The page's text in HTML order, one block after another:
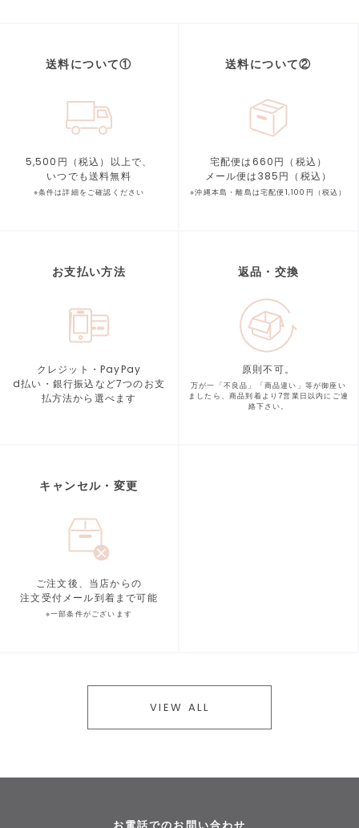
送料について①
5,500円（税込）以上で、
いつでも送料無料
※条件は詳細をご確認ください
送料について②
宅配便は660円（税込）
メール便は385円（税込）
※沖縄本島・離島は宅配便1,100円（税込）
お支払い方法
クレジット・PayPay
d払い・銀行振込など7つのお支
払方法から選べます
返品・交換
原則不可。
万が一「不良品」「商品違い」等が御座い
ましたら、商品到着より7営業日以内にご連
絡下さい。
キャンセル・変更
ご注文後、当店からの
注文受付メール到着まで可能
※一部条件がございます
VIEW ALL
お電話でのお問い合わせ